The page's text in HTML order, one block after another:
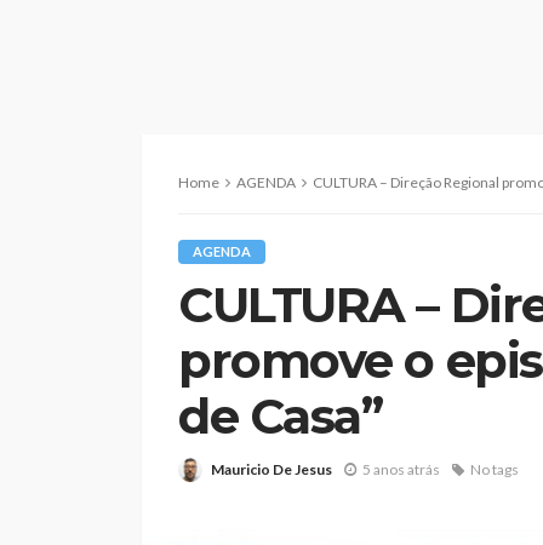
Home AGENDA CULTURA – Direção Regional
AGENDA
CULTURA –
promove o
de Casa”
Mauricio De Jesus 5 anos atrás No tags